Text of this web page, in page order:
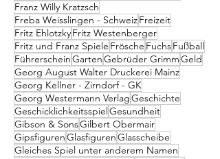
Franz Willy Kratzsch
Freba Weisslingen - SchweizFreizeit
Fritz EhlotzkyFritz Westenberger
Fritz und Franz Spiele Frösche FuchsFußball
FührerscheinGartenGebrüder GrimmGeld
Georg August Walter Druckerei Mainz
Georg Kellner - Zirndorf - GK
Georg Westermann VerlagGeschichte
GeschicklichkeitsspielGesundheit
Gibson & SonsGilbert Obermair
GipsfigurenGlasfigurenGlasscheibe
Gleiches Spiel unter anderem Namen